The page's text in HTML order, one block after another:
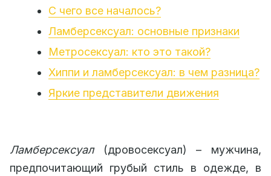
С чего все началось?
Ламберсексуал: основные признаки
Метросексуал: кто это такой?
Хиппи и ламберсексуал: в чем разница?
Яркие представители движения
Ламберсексуал(дровосексуал) – мужчина,
предпочитающий грубый стиль в одежде, в